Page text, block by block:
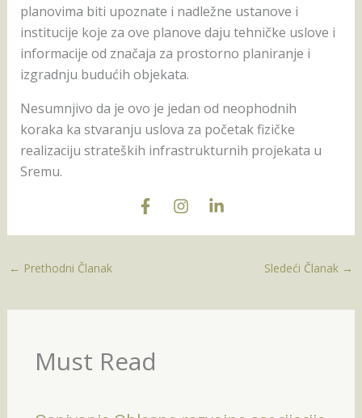
planovima biti upoznate i nadležne ustanove i
institucije koje za ove planove daju tehničke uslove i
informacije od značaja za prostorno planiranje i
izgradnju budućih objekata.
Nesumnjivo da je ovo je jedan od neophodnih
koraka ka stvaranju uslova za početak fizičke
realizaciju strateških infrastrukturnih projekata u
Sremu.
← Prethodni Članak Sledeći Članak →
Must Read